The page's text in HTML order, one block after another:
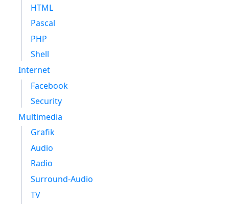
HTML
Pascal
PHP
Shell
Internet
Facebook
Security
Multimedia
Grafik
Audio
Radio
Surround-Audio
TV